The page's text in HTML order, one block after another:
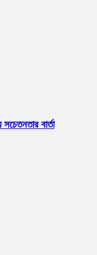
বার্তা